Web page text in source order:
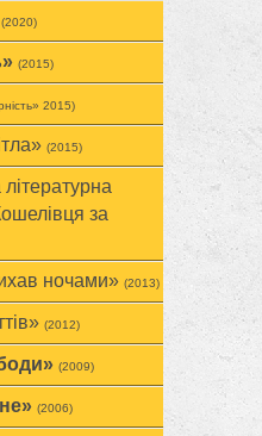
(2020)
(2015)
2015)
(2015)
за
ночами» (2013)
(2012)
(2009)
(2006)